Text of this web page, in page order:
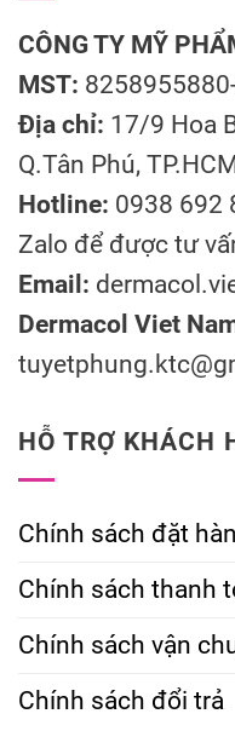
CÔNG TY MỸ
MST:
Địa chỉ: 17/9 Hoa
Q.Tân Phú,
Hotline: 0938 692
Zalo để được tư
Email:
Dermacol Viet
HỖ TRỢ KHÁCH
Chính sách đặt
Chính sách thanh
Chính sách vận
Chính sách đổi trả